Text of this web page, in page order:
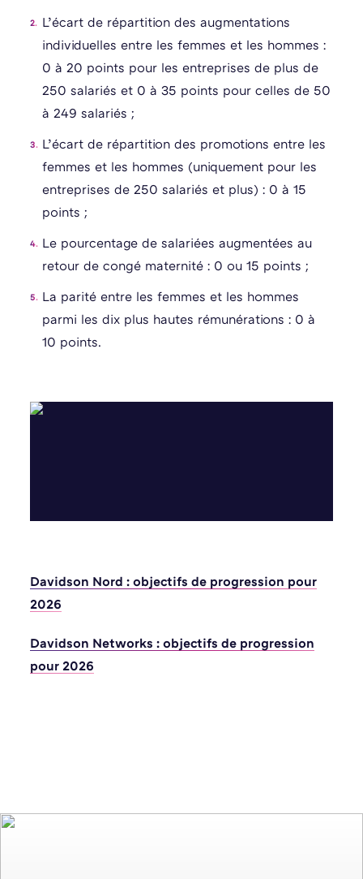
L’écart de répartition des augmentations
individuelles entre les femmes et les hommes :
0 à 20 points pour les entreprises de plus de
250 salariés et 0 à 35 points pour celles de 50
à 249 salariés ;
L’écart de répartition des promotions entre les
femmes et les hommes (uniquement pour les
entreprises de 250 salariés et plus) : 0 à 15
points ;
Le pourcentage de salariées augmentées au
retour de congé maternité : 0 ou 15 points ;
La parité entre les femmes et les hommes
parmi les dix plus hautes rémunérations : 0 à
10 points.
Davidson Nord : objectifs de progression pour
2026
Davidson Networks : objectifs de progression
pour 2026